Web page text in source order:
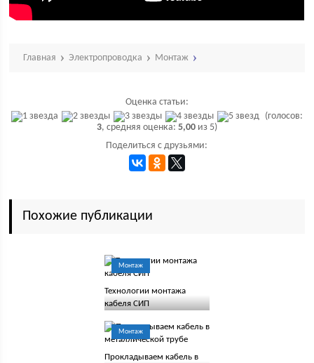
Главная Электропроводка Монтаж
Оценка статьи:
(голосов:
3, средняя оценка: 5,00из 5)
Поделиться с друзьями:
Похожие публикации
Монтаж
Технологии монтажа
кабеля СИП
Монтаж
Прокладываем кабель в